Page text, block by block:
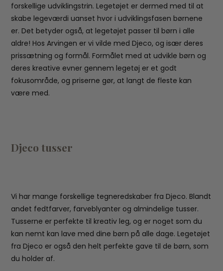
forskellige udviklingstrin. Legetøjet er dermed med til at
skabe legeværdi uanset hvor i udviklingsfasen børnene
er. Det betyder også, at legetøjet passer til børn i alle
aldre! Hos Arvingen er vi vilde med Djeco, og især deres
prissætning og formål. Formålet med at udvikle børn og
deres kreative evner gennem legetøj er et godt
fokusområde, og priserne gør, at langt de fleste kan
være med.
Djeco tusser
Vi har mange forskellige tegneredskaber fra Djeco. Blandt
andet fedtfarver, farveblyanter og almindelige tusser.
Tusserne er perfekte til kreativ leg, og er noget som du
kan nemt kan lave med dine børn på alle dage. Legetøjet
fra Djeco er også den helt perfekte gave til de børn, som
du holder af.